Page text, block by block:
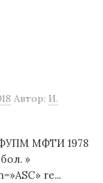
Автор: И.
ФУПМ МФТИ 1978
»
re...